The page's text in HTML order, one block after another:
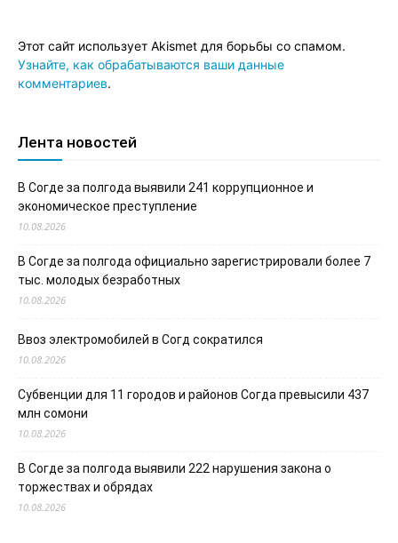
Этот сайт использует Akismet для борьбы со спамом.
Узнайте, как обрабатываются ваши данные
комментариев.
Лента новостей
В Согде за полгода выявили 241 коррупционное и
экономическое преступление
10.08.2026
В Согде за полгода официально зарегистрировали более 7
тыс. молодых безработных
10.08.2026
Ввоз электромобилей в Согд сократился
10.08.2026
Субвенции для 11 городов и районов Согда превысили 437
млн сомони
10.08.2026
В Согде за полгода выявили 222 нарушения закона о
торжествах и обрядах
10.08.2026